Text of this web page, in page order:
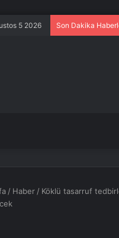
5 2026 Son Dakika
/ Haber / Köklü tasarruf